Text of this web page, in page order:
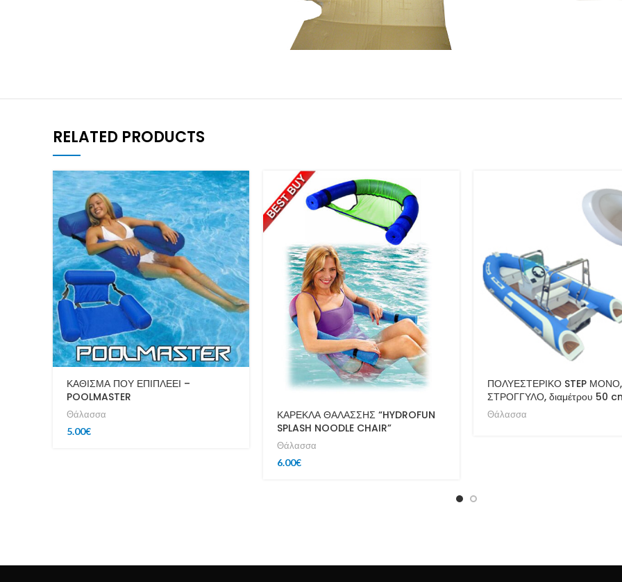
RELATED PRODUCTS
ΚΑΘΙΣΜΑ ΠΟΥ ΕΠΙΠΛΕΕΙ –
POOLMASTER
Θάλασσα
5.00€
ΚΑΡΕΚΛΑ ΘΑΛΑΣΣΗΣ “HYDROFUN
SPLASH NOODLE CHAIR”
Θάλασσα
6.00€
ΠΟΛΥΕΣΤΕΡΙΚΟ STEP ΜΟΝΟ,
ΣΤΡΟΓΓΥΛΟ, διαμέτρου 50
Θάλασσα